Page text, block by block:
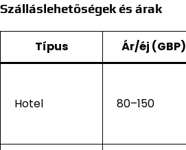
Szálláslehetőségek és árak
Típus Ár/éj (GBP)
Hotel 80–150